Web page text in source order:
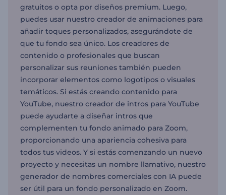
gratuitos o opta por diseños premium. Luego,
puedes usar nuestro creador de animaciones para
añadir toques personalizados, asegurándote de
que tu fondo sea único. Los creadores de
contenido o profesionales que buscan
personalizar sus reuniones también pueden
incorporar elementos como logotipos o visuales
temáticos. Si estás creando contenido para
YouTube, nuestro creador de intros para YouTube
puede ayudarte a diseñar intros que
complementen tu fondo animado para Zoom,
proporcionando una apariencia cohesiva para
todos tus videos. Y si estás comenzando un nuevo
proyecto y necesitas un nombre llamativo, nuestro
generador de nombres comerciales con IA puede
ser útil para un fondo personalizado en Zoom.